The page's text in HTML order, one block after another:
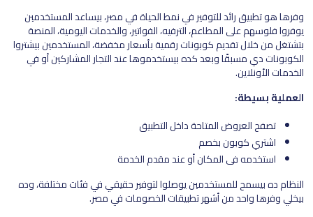
وفرها هو تطبيق رائد للتوفير في نمط الحياة في مصر، بيساعد المستخدمين
يوفروا فلوسهم على المطاعم، الترفيه، الفواتير، والخدمات اليومية، المنصة
بتشتغل من خلال تقديم كوبونات رقمية بأسعار مخفضة، المستخدمين بيشتروا
الكوبونات دي مسبقًا وبعد كده بيستخدموها عند التجار المشاركين أو في
الخدمات الأونلاين.
العملية بسيطة:
تصفح العروض المتاحة داخل التطبيق
اشتري كوبون بخصم
استخدمه في المكان أو عند مقدم الخدمة
النظام ده بيسمح للمستخدمين يوصلوا لتوفير حقيقي في فئات مختلفة، وده
بيخلي وفرها واحد من أشهر تطبيقات الخصومات في مصر.